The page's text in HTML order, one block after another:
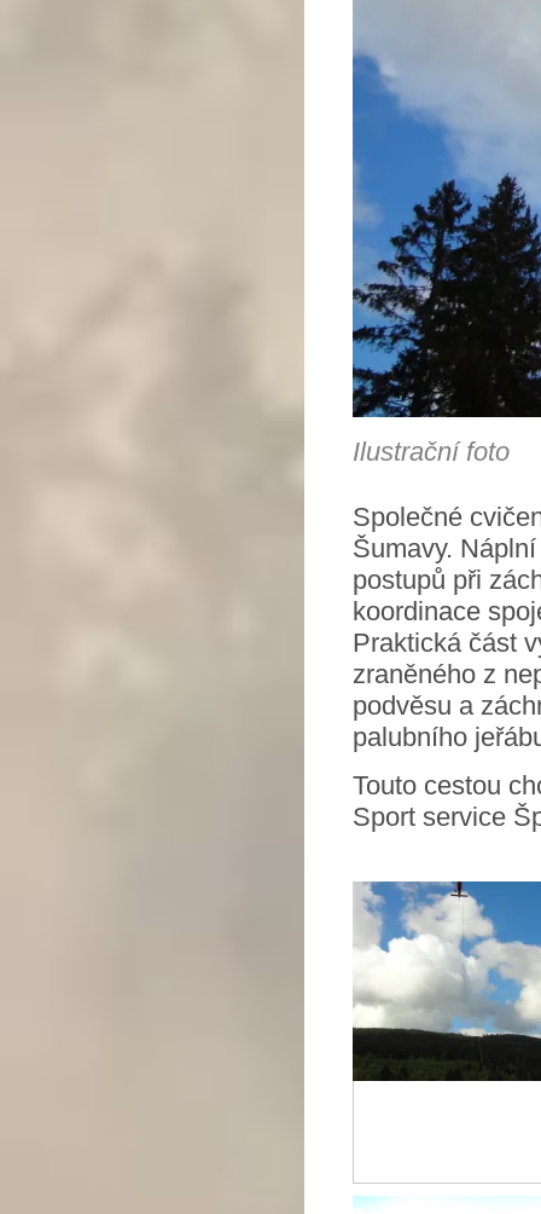
Ilustrační foto
Společné
Šumavy.
postupů při
koordinace
Praktická část
zraněného z
podvěsu a
palubního
Touto cestou
Sport service